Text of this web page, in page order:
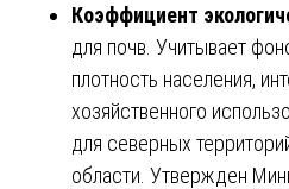
Коэффициент
для почв. Учитывает
плотность населения,
хозяйственного
для северных
области. Утвержден